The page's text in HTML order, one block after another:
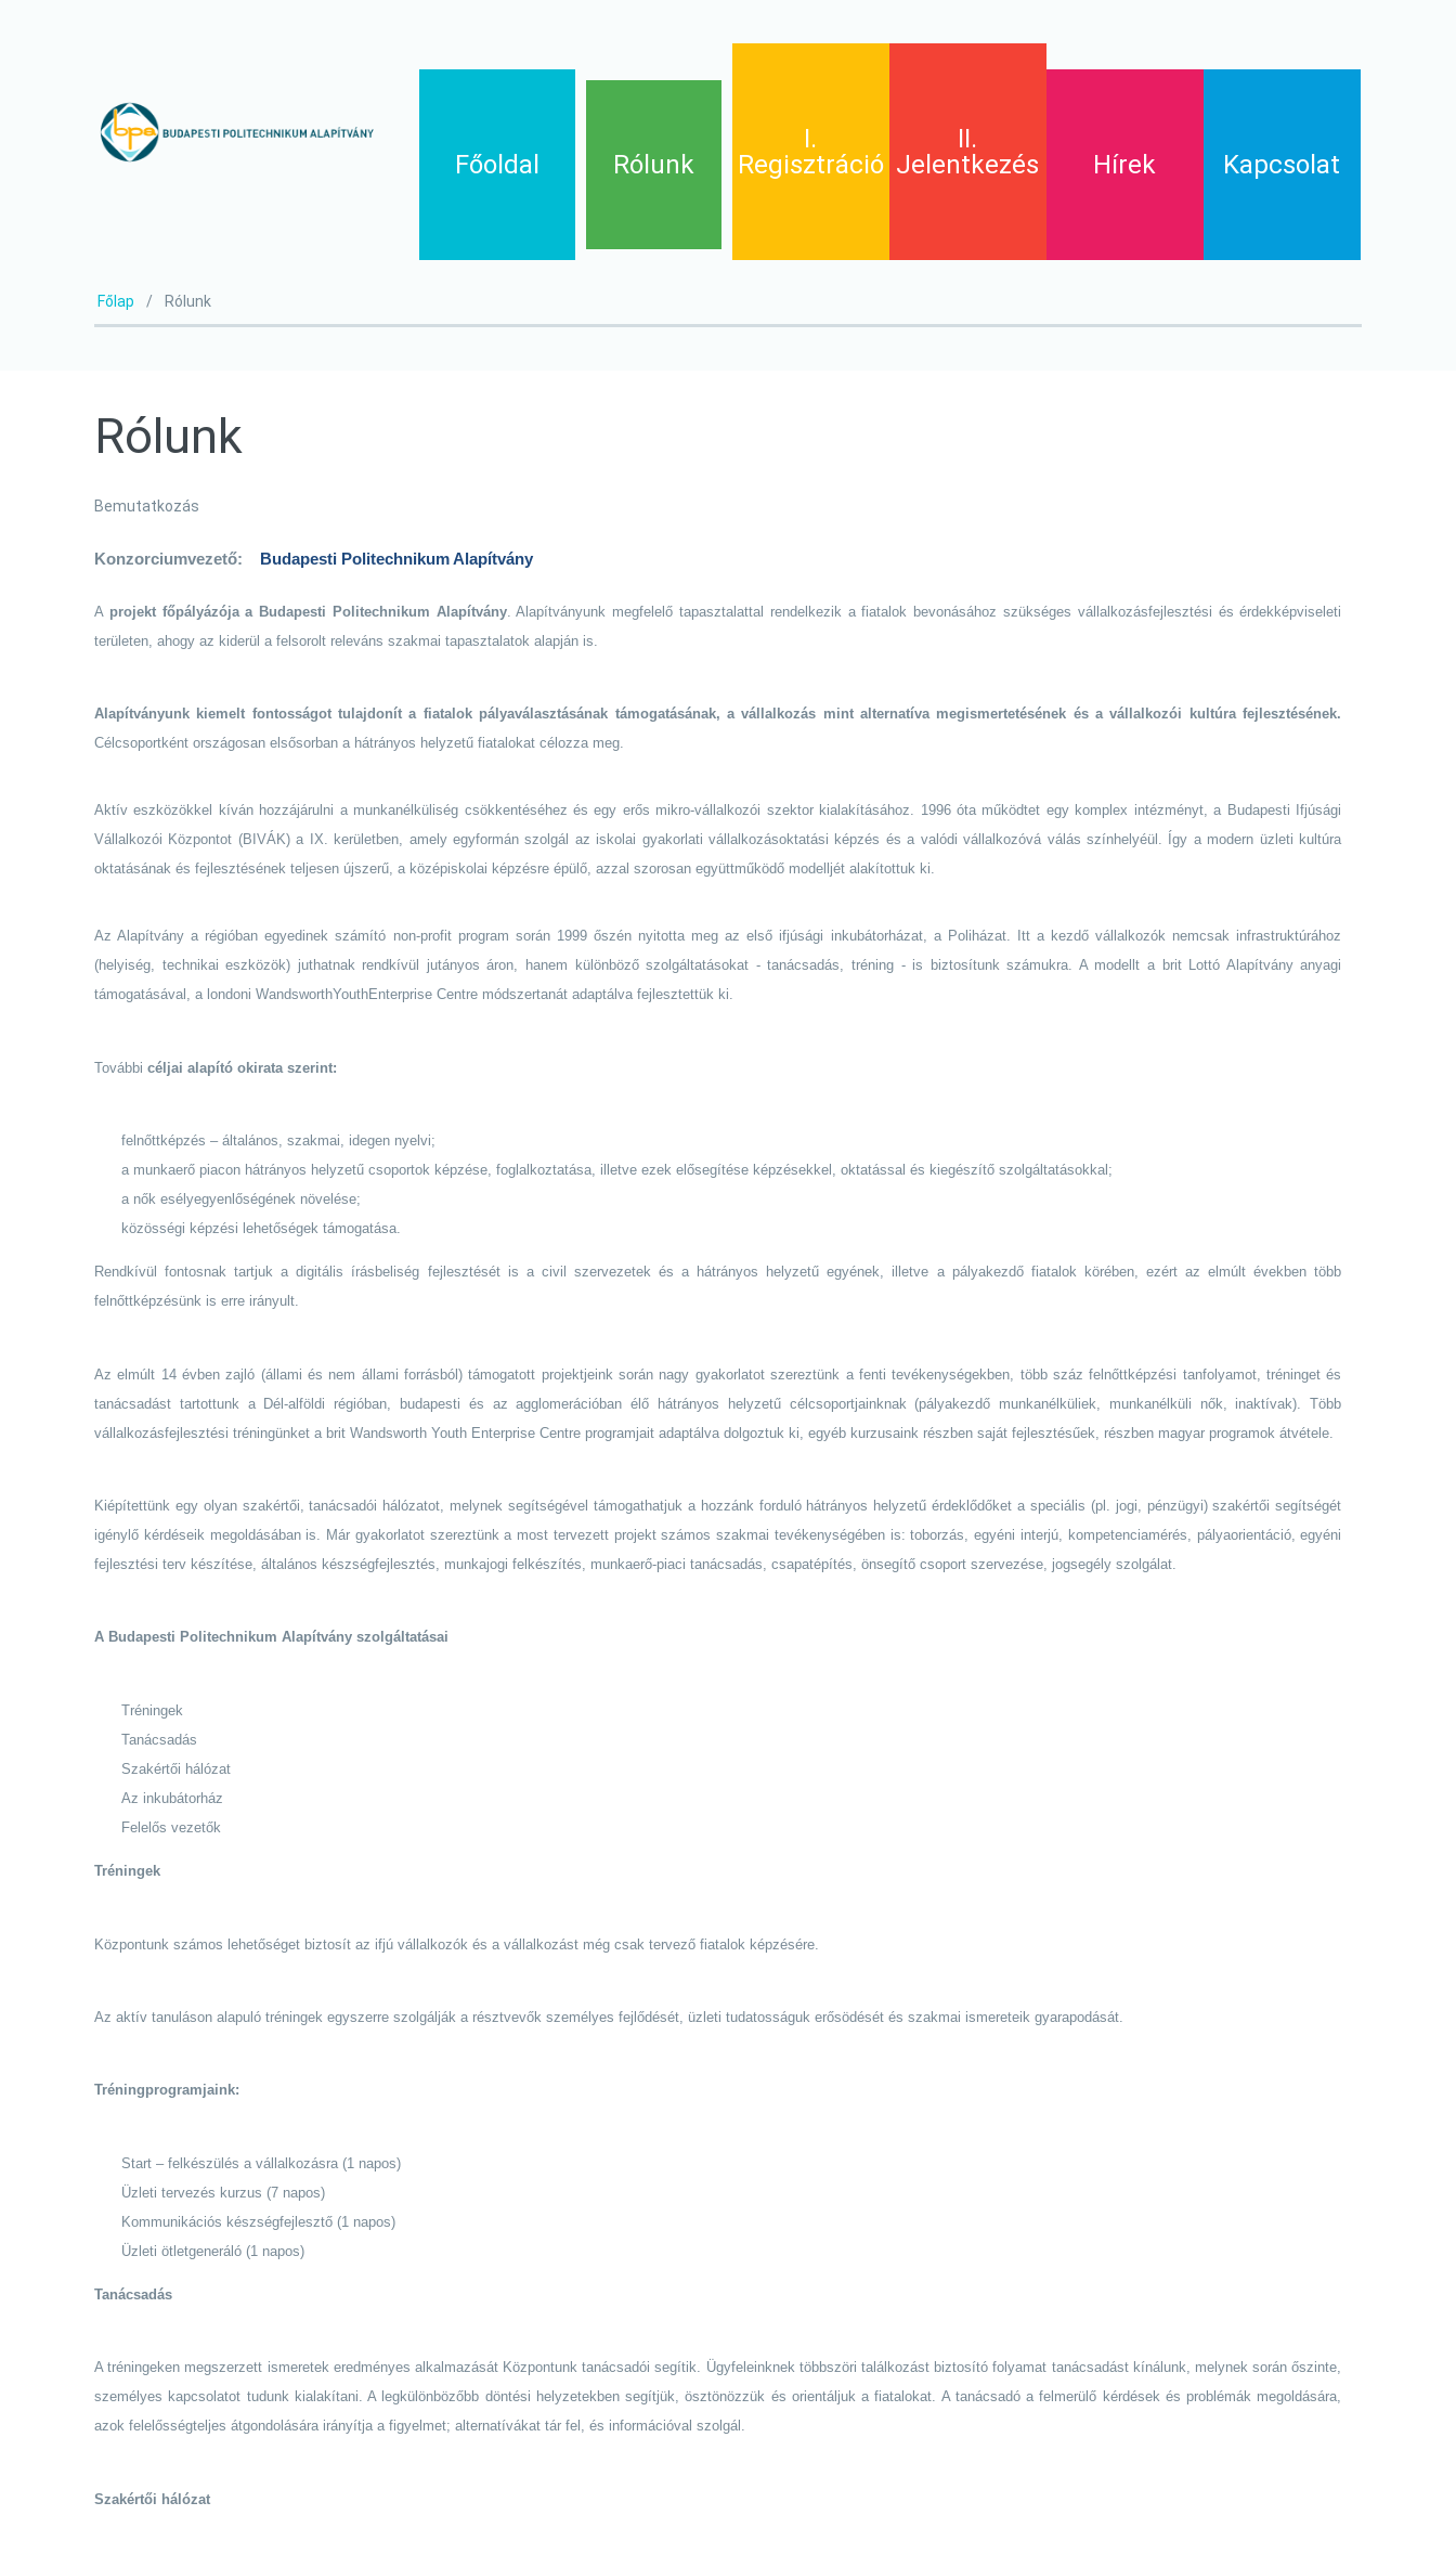
Főoldal Rólunk
I.
Regisztráció
II.
Jelentkezés
Hírek Kapcsolat
Főlap Rólunk
Rólunk
Bemutatkozás
Konzorciumvezető: Budapesti Politechnikum Alapítvány
A projekt főpályázója a Budapesti Politechnikum Alapítvány. Alapítványunk megfelelő tapasztalattal rendelkezik a fiatalok bevonásához szükséges vállalkozásfejlesztési és érdekképviseleti
területen, ahogy az kiderül a felsorolt releváns szakmai tapasztalatok alapján is.
Alapítványunk kiemelt fontosságot tulajdonít a fiatalok pályaválasztásának támogatásának, a vállalkozás mint alternatíva megismertetésének és a vállalkozói kultúra fejlesztésének.
Célcsoportként országosan elsősorban a hátrányos helyzetű fiatalokat célozza meg.
Aktív eszközökkel kíván hozzájárulni a munkanélküliség csökkentéséhez és egy erős mikro-vállalkozói szektor kialakításához. 1996 óta működtet egy komplex intézményt, a Budapesti Ifjúsági
Vállalkozói Központot (BIVÁK) a IX. kerületben, amely egyformán szolgál az iskolai gyakorlati vállalkozásoktatási képzés és a valódi vállalkozóvá válás színhelyéül. Így a modern üzleti kultúra
oktatásának és fejlesztésének teljesen újszerű, a középiskolai képzésre épülő, azzal szorosan együttműködő modelljét alakítottuk ki.
Az Alapítvány a régióban egyedinek számító non-profit program során 1999 őszén nyitotta meg az első ifjúsági inkubátorházat, a Poliházat. Itt a kezdő vállalkozók nemcsak infrastruktúrához
(helyiség, technikai eszközök) juthatnak rendkívül jutányos áron, hanem különböző szolgáltatásokat - tanácsadás, tréning - is biztosítunk számukra. A modellt a brit Lottó Alapítvány anyagi
támogatásával, a londoni WandsworthYouthEnterprise Centre módszertanát adaptálva fejlesztettük ki.
További céljai alapító okirata szerint:
felnőttképzés – általános, szakmai, idegen nyelvi;
a munkaerő piacon hátrányos helyzetű csoportok képzése, foglalkoztatása, illetve ezek elősegítése képzésekkel, oktatással és kiegészítő szolgáltatásokkal;
a nők esélyegyenlőségének növelése;
közösségi képzési lehetőségek támogatása.
Rendkívül fontosnak tartjuk a digitális írásbeliség fejlesztését is a civil szervezetek és a hátrányos helyzetű egyének, illetve a pályakezdő fiatalok körében, ezért az elmúlt években több
felnőttképzésünk is erre irányult.
Az elmúlt 14 évben zajló (állami és nem állami forrásból) támogatott projektjeink során nagy gyakorlatot szereztünk a fenti tevékenységekben, több száz felnőttképzési tanfolyamot, tréninget és
tanácsadást tartottunk a Dél-alföldi régióban, budapesti és az agglomerációban élő hátrányos helyzetű célcsoportjainknak (pályakezdő munkanélküliek, munkanélküli nők, inaktívak). Több
vállalkozásfejlesztési tréningünket a brit Wandsworth Youth Enterprise Centre programjait adaptálva dolgoztuk ki, egyéb kurzusaink részben saját fejlesztésűek, részben magyar programok átvétele.
Kiépítettünk egy olyan szakértői, tanácsadói hálózatot, melynek segítségével támogathatjuk a hozzánk forduló hátrányos helyzetű érdeklődőket a speciális (pl. jogi, pénzügyi) szakértői segítségét
igénylő kérdéseik megoldásában is. Már gyakorlatot szereztünk a most tervezett projekt számos szakmai tevékenységében is: toborzás, egyéni interjú, kompetenciamérés, pályaorientáció, egyéni
fejlesztési terv készítése, általános készségfejlesztés, munkajogi felkészítés, munkaerő-piaci tanácsadás, csapatépítés, önsegítő csoport szervezése, jogsegély szolgálat.
A Budapesti Politechnikum Alapítvány szolgáltatásai
Tréningek
Tanácsadás
Szakértői hálózat
Az inkubátorház
Felelős vezetők
Tréningek
Központunk számos lehetőséget biztosít az ifjú vállalkozók és a vállalkozást még csak tervező fiatalok képzésére.
Az aktív tanuláson alapuló tréningek egyszerre szolgálják a résztvevők személyes fejlődését, üzleti tudatosságuk erősödését és szakmai ismereteik gyarapodását.
Tréningprogramjaink:
Start – felkészülés a vállalkozásra (1 napos)
Üzleti tervezés kurzus (7 napos)
Kommunikációs készségfejlesztő (1 napos)
Üzleti ötletgeneráló (1 napos)
Tanácsadás
A tréningeken megszerzett ismeretek eredményes alkalmazását Központunk tanácsadói segítik. Ügyfeleinknek többszöri találkozást biztosító folyamat tanácsadást kínálunk, melynek során őszinte,
személyes kapcsolatot tudunk kialakítani. A legkülönbözőbb döntési helyzetekben segítjük, ösztönözzük és orientáljuk a fiatalokat. A tanácsadó a felmerülő kérdések és problémák megoldására,
azok felelősségteljes átgondolására irányítja a figyelmet; alternatívákat tár fel, és információval szolgál.
Szakértői hálózat